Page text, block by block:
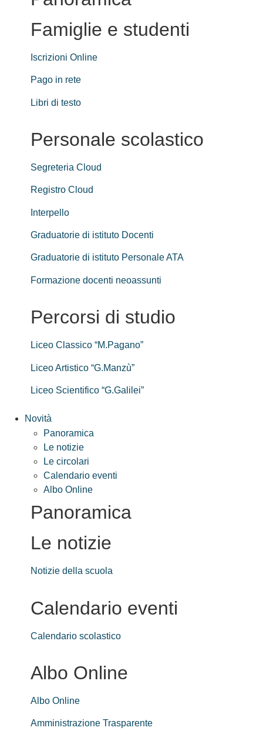
Famiglie e studenti
Iscrizioni Online
Pago in rete
Libri di testo
Personale scolastico
Segreteria Cloud
Registro Cloud
Interpello
Graduatorie di istituto Docenti
Graduatorie di istituto Personale ATA
Formazione docenti neoassunti
Percorsi di studio
Liceo Classico “M.Pagano”
Liceo Artistico “G.Manzù”
Liceo Scientifico “G.Galilei”
Novità
Panoramica
Le notizie
Le circolari
Calendario eventi
Albo Online
Panoramica
Le notizie
Notizie della scuola
Calendario eventi
Calendario scolastico
Albo Online
Albo Online
Amministrazione Trasparente